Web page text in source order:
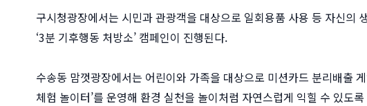
구시청광장에서는 시민과 관광객을 대상으로 일회용품 사용 등 자신의
‘3분 기후행동 처방소’ 캠페인이 진행된다.
수송동 맘껏광장에서는 어린이와 가족을 대상으로 미션카드 분리배출
체험 놀이터’를 운영해 환경 실천을 놀이처럼 자연스럽게 익힐 수 있도